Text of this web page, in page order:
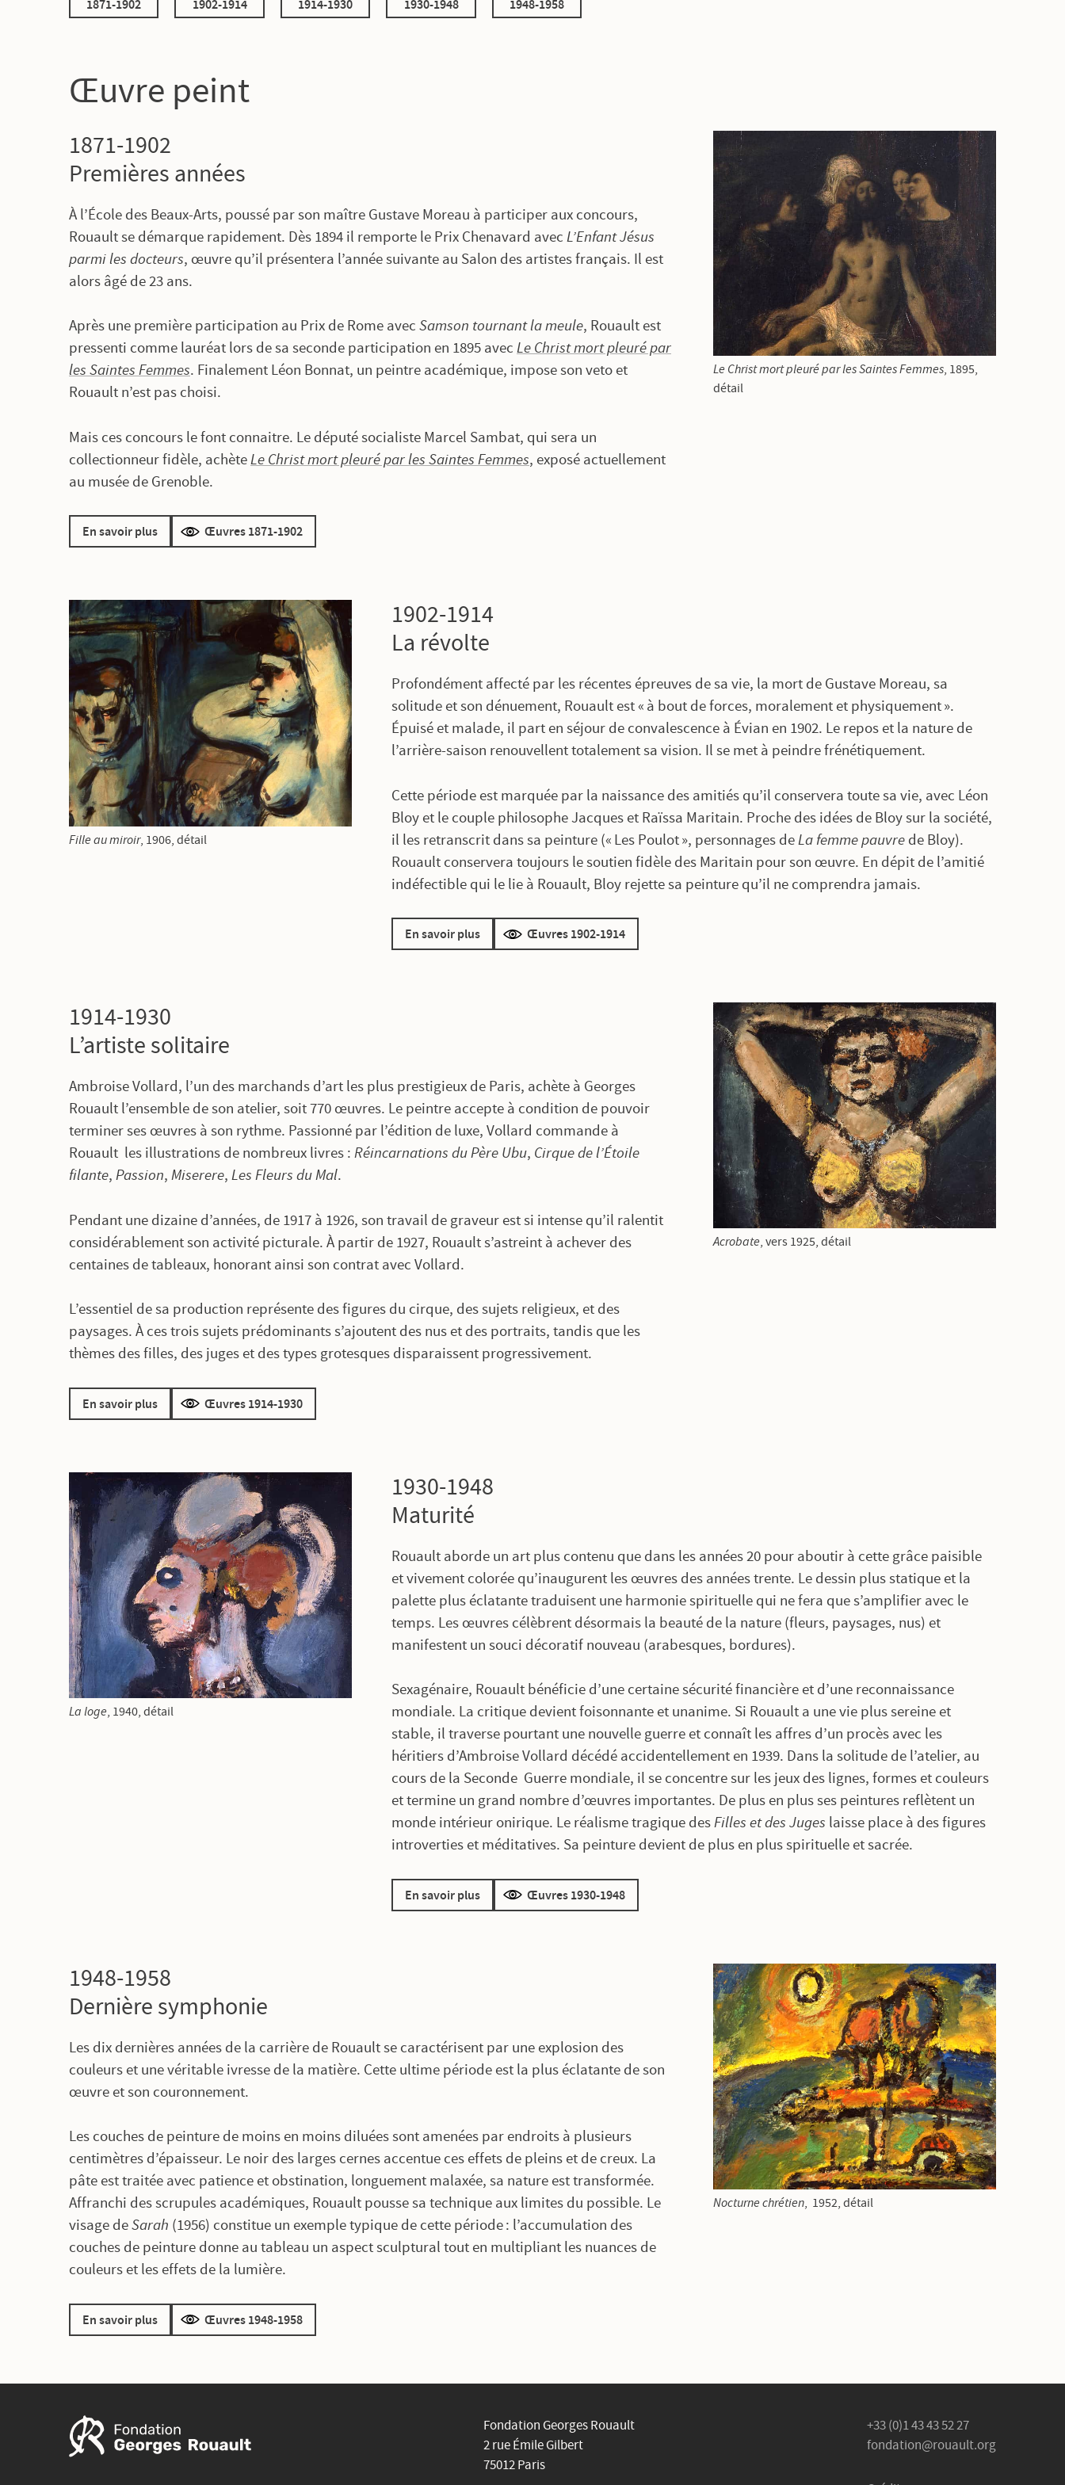
1871-1902 1902-1914 1914-1930 1930-1948 1948-1958
Œuvre peint
1871-1902
Premières années
À l’École des Beaux-Arts, poussé par son maître Gustave Moreau à participer aux concours,
Rouault se démarque rapidement. Dès 1894 il remporte le Prix Chenavard avec L’Enfant Jésus
parmi les docteurs, œuvre qu’il présentera l’année suivante au Salon des artistes français. Il est
alors âgé de 23 ans.
Après une première participation au Prix de Rome avec Samson tournant la meule, Rouault est
pressenti comme lauréat lors de sa seconde participation en 1895 avec Le Christ mort pleuré par
les Saintes Femmes. Finalement Léon Bonnat, un peintre académique, impose son veto et
Rouault n’est pas choisi.
Mais ces concours le font connaitre. Le député socialiste Marcel Sambat, qui sera un
collectionneur fidèle, achèteLe Christ mort pleuré par les Saintes Femmes, exposé actuellement
au musée de Grenoble.
En savoir plus Œuvres 1871-1902
Le Christ mort pleuré par les Saintes Femmes, 1895,
détail
Fille au miroir, 1906, détail
1902-1914
La révolte
Profondément affecté par les récentes épreuves de sa vie, la mort de Gustave Moreau, sa
solitude et son dénuement, Rouault est « à bout de forces, moralement et physiquement ».
Épuisé et malade, il part en séjour de convalescence à Évian en 1902. Le repos et la nature de
l’arrière-saison renouvellent totalement sa vision. Il se met à peindre frénétiquement.
Cette période est marquée par la naissance des amitiés qu’il conservera toute sa vie, avec Léon
Bloy et le couple philosophe Jacques et Raïssa Maritain. Proche des idées de Bloy sur la société,
il les retranscrit dans sa peinture (« Les Poulot », personnages deLa femme pauvrede Bloy).
Rouault conservera toujours le soutien fidèle des Maritain pour son œuvre. En dépit de l’amitié
indéfectible qui le lie à Rouault, Bloy rejette sa peinture qu’il ne comprendra jamais.
En savoir plus Œuvres 1902-1914
1914-1930
L’artiste solitaire
Ambroise Vollard, l’un des marchands d’art les plus prestigieux de Paris, achète à Georges
Rouault l’ensemble de son atelier, soit 770 œuvres. Le peintre accepte à condition de pouvoir
terminer ses œuvres à son rythme. Passionné par l’édition de luxe, Vollard commande à
Rouault les illustrations de nombreux livres : Réincarnations du Père Ubu, Cirque de l’Étoile
filante, Passion, Miserere, Les Fleurs du Mal.
Pendant une dizaine d’années, de 1917 à 1926, son travail de graveur est si intense qu’il ralentit
considérablement son activité picturale. À partir de 1927, Rouault s’astreint à achever des
centaines de tableaux, honorant ainsi son contrat avec Vollard.
L’essentiel de sa production représente des figures du cirque, des sujets religieux, et des
paysages. À ces trois sujets prédominants s’ajoutent des nus et des portraits, tandis que les
thèmes des filles, des juges et des types grotesques disparaissent progressivement.
En savoir plus Œuvres 1914-1930
Acrobate, vers 1925, détail
La loge, 1940, détail
1930-1948
Maturité
Rouault aborde un art plus contenu que dans les années 20 pour aboutir à cette grâce paisible
et vivement colorée qu’inaugurent les œuvres des années trente. Le dessin plus statique et la
palette plus éclatante traduisent une harmonie spirituelle qui ne fera que s’amplifier avec le
temps. Les œuvres célèbrent désormais la beauté de la nature (fleurs, paysages, nus) et
manifestent un souci décoratif nouveau (arabesques, bordures).
Sexagénaire, Rouault bénéficie d’une certaine sécurité financière et d’une reconnaissance
mondiale. La critique devient foisonnante et unanime. Si Rouault a une vie plus sereine et
stable, il traverse pourtant une nouvelle guerre et connaît les affres d’un procès avec les
héritiers d’Ambroise Vollard décédé accidentellement en 1939. Dans la solitude de l’atelier, au
cours de la Seconde Guerre mondiale, il se concentre sur les jeux des lignes, formes et couleurs
et termine un grand nombre d’œuvres importantes. De plus en plus ses peintures reflètent un
monde intérieur onirique. Le réalisme tragique desFilles et des Juges laisse place à des figures
introverties et méditatives. Sa peinture devient de plus en plus spirituelle et sacrée.
En savoir plus Œuvres 1930-1948
1948-1958
Dernière symphonie
Les dix dernières années de la carrière de Rouault se caractérisent par une explosion des
couleurs et une véritable ivresse de la matière. Cette ultime période est la plus éclatante de son
œuvre et son couronnement.
Les couches de peinture de moins en moins diluées sont amenées par endroits à plusieurs
centimètres d’épaisseur. Le noir des larges cernes accentue ces effets de pleins et de creux. La
pâte est traitée avec patience et obstination, longuement malaxée, sa nature est transformée.
Affranchi des scrupules académiques, Rouault pousse sa technique aux limites du possible. Le
visage deSarah (1956) constitue un exemple typique de cette période : l’accumulation des
couches de peinture donne au tableau un aspect sculptural tout en multipliant les nuances de
couleurs et les effets de la lumière.
En savoir plus Œuvres 1948-1958
Nocturne chrétien, 1952, détail
Fondation Georges Rouault
2 rue Émile Gilbert
75012 Paris
+33 (0)1 43 43 52 27
fondation@rouault.org